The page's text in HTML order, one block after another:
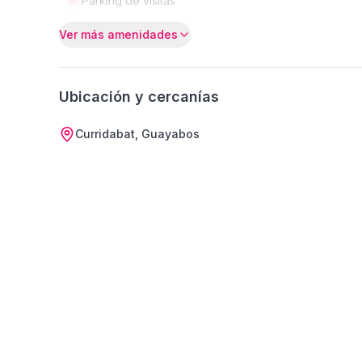
Ver más amenidades
Ubicación y cercanías
Curridabat, Guayabos